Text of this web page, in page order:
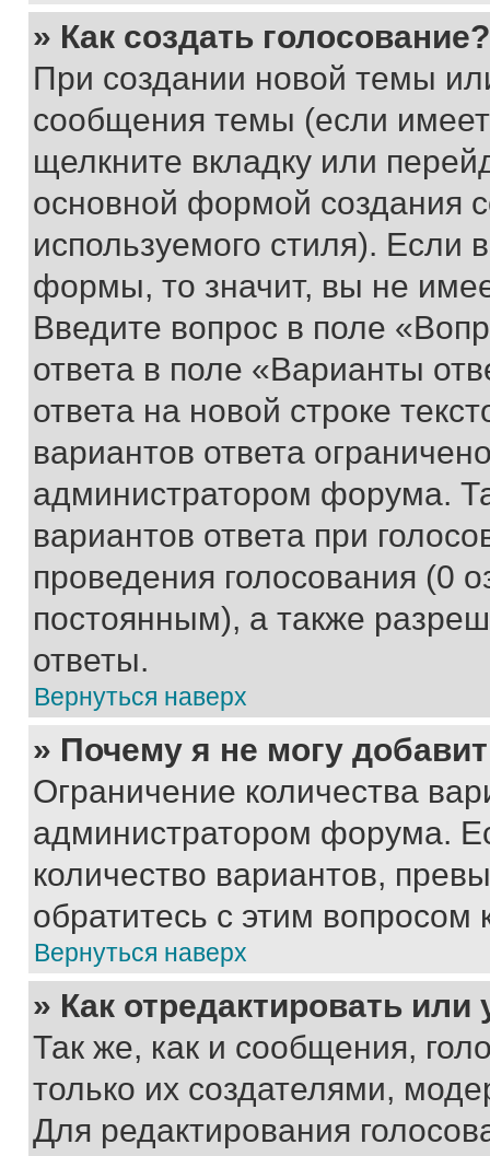
» Как создать голосование?
При создании новой темы
сообщения темы (если
щелкните вкладку или
основной формой создания
используемого стиля). Если
формы, то значит, вы не
Введите вопрос в поле
ответа в поле «Варианты
ответа на новой строке
вариантов ответа
администратором форума.
вариантов ответа при
проведения голосования (0
постоянным), а также
ответы.
Вернуться наверх
» Почему я не могу
Ограничение количества
администратором форума.
количество вариантов,
обратитесь с этим вопросом
Вернуться наверх
» Как отредактировать
Так же, как и сообщения,
только их создателями,
Для редактирования